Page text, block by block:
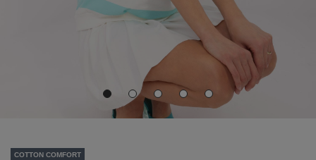
COTTON COMFORT